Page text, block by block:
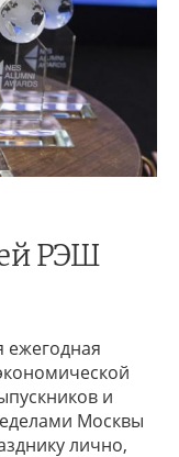
РЭШ
ежегодная
и
Москвы
лично,